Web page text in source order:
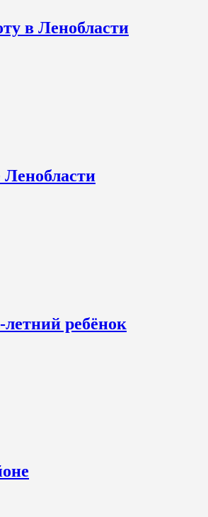
в Ленобласти
Ленобласти
ребёнок